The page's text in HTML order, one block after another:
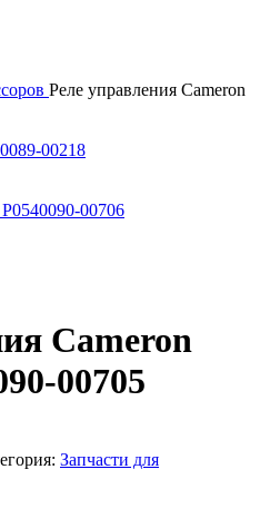
Реле управления Cameron
00218
00706
Cameron
00705
Запчасти для